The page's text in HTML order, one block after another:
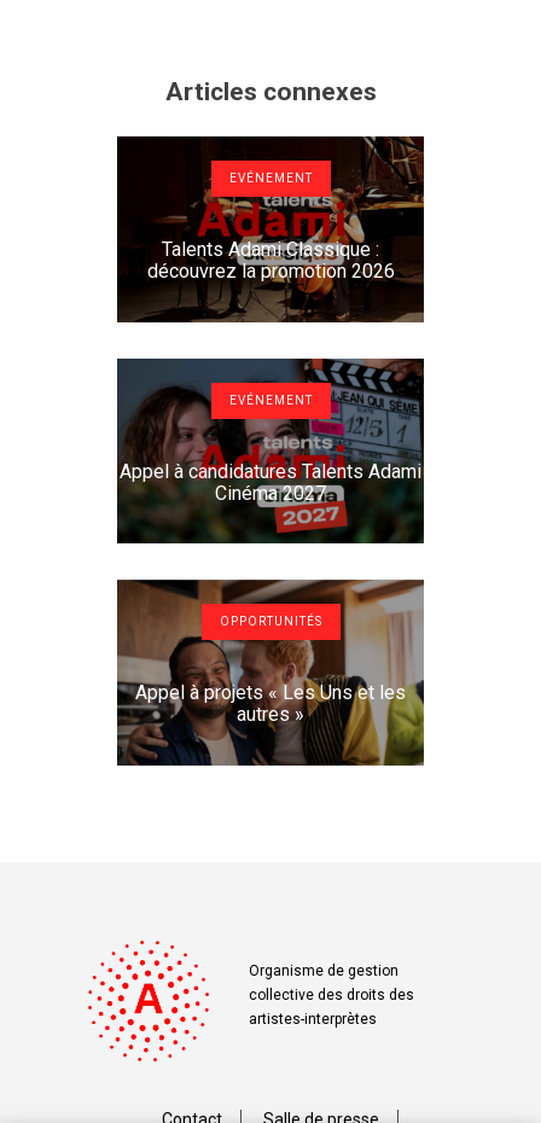
Articles connexes
EVÉNEMENT
Talents Adami Classique :
découvrez la promotion 2026
EVÉNEMENT
Appel à candidatures Talents Adami
Cinéma 2027
OPPORTUNITÉS
Appel à projets « Les Uns et les
autres »
Organisme de gestion
collective des droits des
artistes-interprètes